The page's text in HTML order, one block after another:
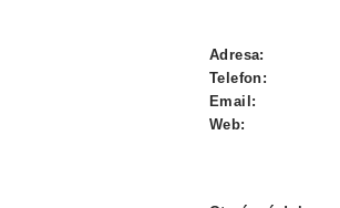
Adresa:
Telefon:
Email:
Web: